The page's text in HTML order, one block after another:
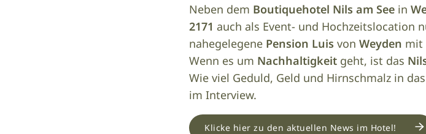
Neben dem Boutiquehotel Nils am See in
2171 auch als Event- und Hochzeitslocation
nahegelegene Pension Luis von Weyden mit
Wenn es um Nachhaltigkeit geht, ist das
Wie viel Geduld, Geld und Hirnschmalz in das
im Interview.
Klicke hier zu den aktuellen News im Hotel!